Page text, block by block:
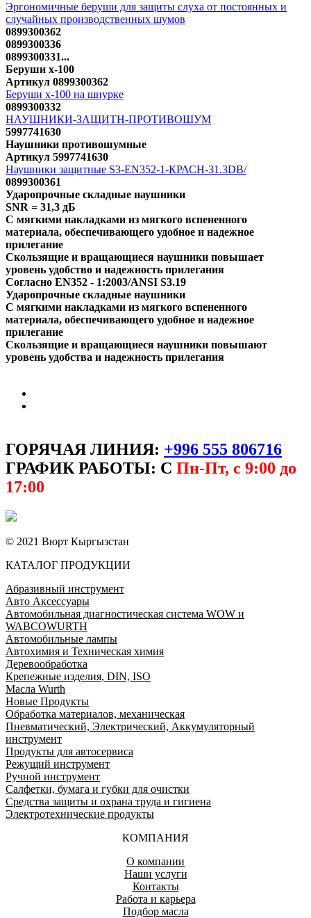
Эргономичные беруши для защиты слуха от постоянных и
случайных производственных шумов
0899300362
0899300336
0899300331...
Беруши x-100
Артикул 0899300362
Беруши x-100 на шнурке
0899300332
НАУШНИКИ-ЗАЩИТН-ПРОТИВОШУМ
5997741630
Наушники противошумные
Артикул 5997741630
Наушники защитные S3-EN352-1-КРАСН-31.3DB/
0899300361
Ударопрочные складные наушники
SNR = 31,3 дБ
С мягкими накладками из мягкого вспененного
материала, обеспечивающего удобное и надежное
прилегание
Скользящие и вращающиеся наушники повышает
уровень удобство и надежность прилегания
Согласно EN352 - 1:2003/ANSI S3.19
Ударопрочные складные наушники
С мягкими накладками из мягкого вспененного
материала, обеспечивающего удобное и надежное
прилегание
Скользящие и вращающиеся наушники повышают
уровень удобства и надежность прилегания
ГОРЯЧАЯ ЛИНИЯ: +996 555 806716
ГРАФИК РАБОТЫ: С Пн-Пт, с 9:00 до
17:00
© 2021 Вюрт Кыргызстан
КАТАЛОГ ПРОДУКЦИИ
Абразивный инструмент
Авто Аксессуары
Автомобильная диагностическая система WOW и
WABCOWURTH
Автомобильные лампы
Автохимия и Техническая химия
Деревообработка
Крепежные изделия, DIN, ISO
Масла Wurth
Новые Продукты
Обработка материалов, механическая
Пневматический, Электрический, Аккумуляторный
инструмент
Продукты для автосервиса
Режущий инструмент
Ручной инструмент
Салфетки, бумага и губки для очистки
Средства защиты и охрана труда и гигиена
Электротехнические продукты
КОМПАНИЯ
О компании
Наши услуги
Контакты
Работа и карьера
Подбор масла